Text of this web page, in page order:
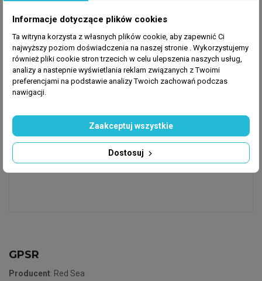
Stosowanie:
Przed użyciem należy przepłukać węgiel najlepiej przy
użyciu wody z akwarium lub osmotycznej. Następnie
w celu usunięcia powietrza występującego w porach
węgla należy namoczyć go w wodzie osmotycznej do
miejscu o aktywnym przepływie w siatce, która jest
dołączona do zestawu. Wkład należy wymieniać co
1,5 - 2 miesiące. 50 gram węgla nadaje się na 200
litrów wody morskiej.
GPSR
Producent: Red Sea
Informacje dotyczące plików cookies
Ta witryna korzysta z własnych plików cookie, aby zapewnić Ci
najwyższy poziom doświadczenia na naszej stronie . Wykorzystujemy
również pliki cookie stron trzecich w celu ulepszenia naszych usług,
analizy a nastepnie wyświetlania reklam związanych z Twoimi
preferencjami na podstawie analizy Twoich zachowań podczas
nawigacji.
Dostosuj
Zaakceptuj wszystkie